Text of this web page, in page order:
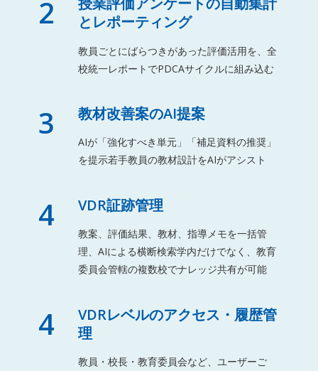
2
とレポーティング
教員ごとにばらつきがあった評価活用を、全
校統一レポートでPDCAサイクルに組み込む
3 教材改善案のAI提案
AIが「強化すべき単元」「補足資料の推奨」
を提示若手教員の教材設計をAIがアシスト
4 VDR証跡管理
教案、評価結果、教材、指導メモを一括管
理、AIによる横断検索学内だけでなく、教育
委員会管轄の複数校でナレッジ共有が可能
4
VDRレベルのアクセス・履歴管
理
教員・校長・教育委員会など、ユーザーご